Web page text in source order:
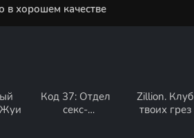
в хорошем качестве
Код 37: Отдел
секс-
Zillion. Клуб
твоих грез